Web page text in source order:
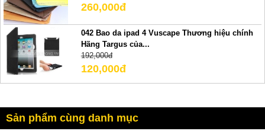
260,000đ
042 Bao da ipad 4 Vuscape Thương hiệu chính
Hãng Targus của...
192,000đ
120,000đ
Sản phẩm cùng danh mục